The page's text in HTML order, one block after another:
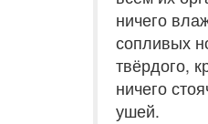
ничего
сопливых
твёрдого,
ничего
ушей.